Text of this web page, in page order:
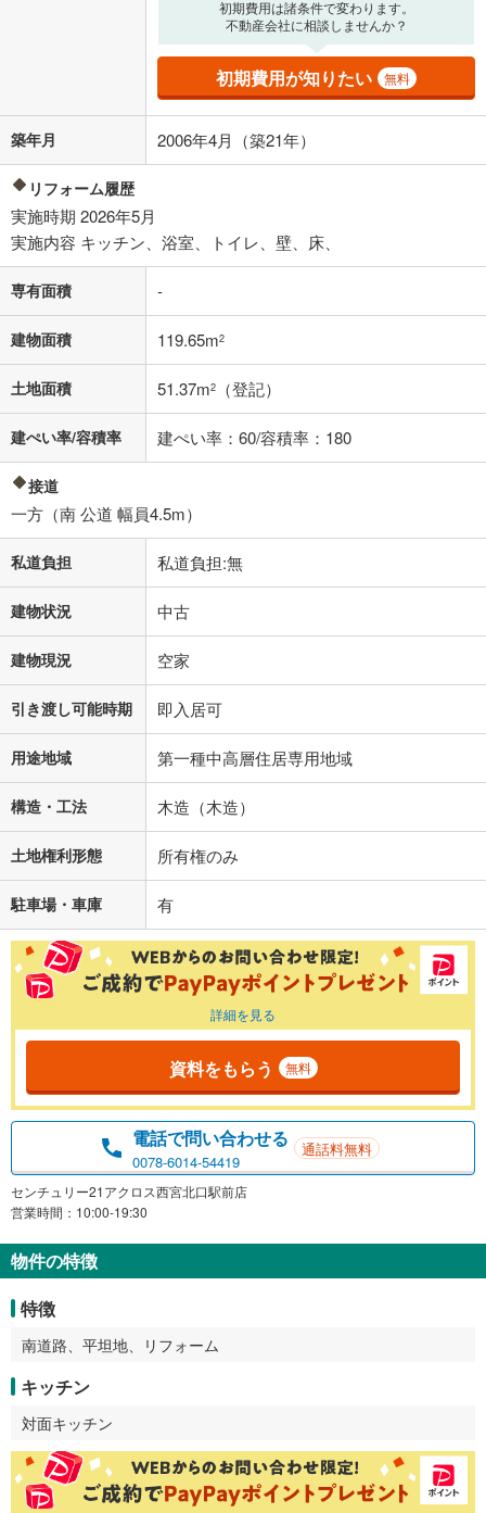
上、ご自身での入力をお願いいたします。初期設定で自動入力されてい
る値は、実際の金融機関等における貸出金利とは何ら関係がなく、実際
の金融機関等における貸出金利を何ら保証するものではありません。返
済方法「元利均等返済」にて算出しております。入力された金利を35年
適用した場合の計算結果を表示しています。
す。
条件によってお借り入れができないことがあります。
不動産会社に購入相談をする
初期費用は諸条件で変わります。
不動産会社に相談しませんか？
初期費用が知りたい 無料
築年月 2006年4月（築21年）
リフォーム履歴
実施時期 2026年5月
実施内容 キッチン、浴室、トイレ、壁、床、
専有面積 -
建物面積 119.65m2
土地面積 51.37m2 （登記）
建ぺい率/容積率 建ぺい率：60/容積率：180
接道
一方（南 公道 幅員4.5m）
私道負担 私道負担:無
建物状況 中古
建物現況 空家
引き渡し可能時期 即入居可
用途地域 第一種中高層住居専用地域
構造・工法 木造（木造）
土地権利形態 所有権のみ
駐車場・車庫 有
詳細を見る
資料をもらう 無料
電話で問い合わせる
0078-6014-54419
通話料無料
センチュリー21アクロス西宮北口駅前店
営業時間：10:00-19:30
物件の特徴
特徴
南道路、平坦地、リフォーム
キッチン
対面キッチン